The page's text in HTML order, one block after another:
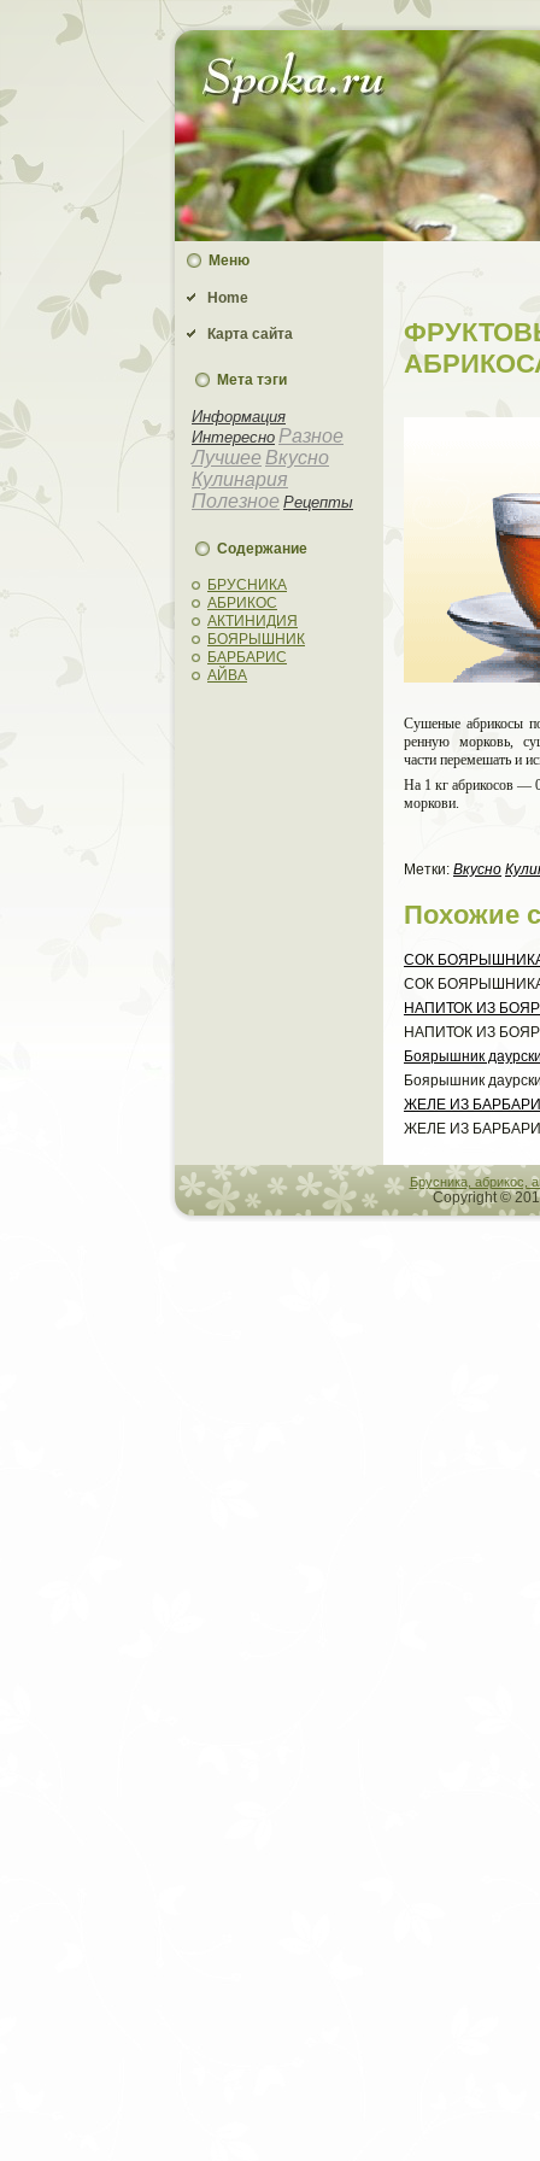
Меню
Home
Карта сайта
Мета тэги
Информация
Интересно Разное
Лучшее Вкусно
Кулинария
Полезное Рецепты
Содержание
БРУСНИКА
АБРИКОС
АКТИНИДИЯ
БОЯРЫШНИК
БАРБАРИС
АЙВА
Сушеные абрикосы
ренную морковь,
части перемешать и
На 1 кг абрикосов —
моркови.
Метки: Вкусно
Поxожие
СОК
СОК
НАПИТОК ИЗ
НАПИТОК ИЗ
Боярышник
Боярышник
ЖЕЛЕ ИЗ
ЖЕЛЕ ИЗ
Брусника, абрикос,
Copyright ©